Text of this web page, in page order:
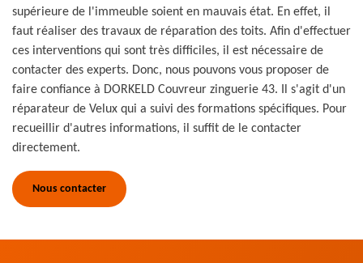
supérieure de l'immeuble soient en mauvais état. En effet, il
faut réaliser des travaux de réparation des toits. Afin d'effectuer
ces interventions qui sont très difficiles, il est nécessaire de
contacter des experts. Donc, nous pouvons vous proposer de
faire confiance à DORKELD Couvreur zinguerie 43. Il s'agit d'un
réparateur de Velux qui a suivi des formations spécifiques. Pour
recueillir d'autres informations, il suffit de le contacter
directement.
Nous contacter